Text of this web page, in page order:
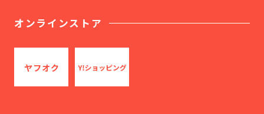
オンラインストア